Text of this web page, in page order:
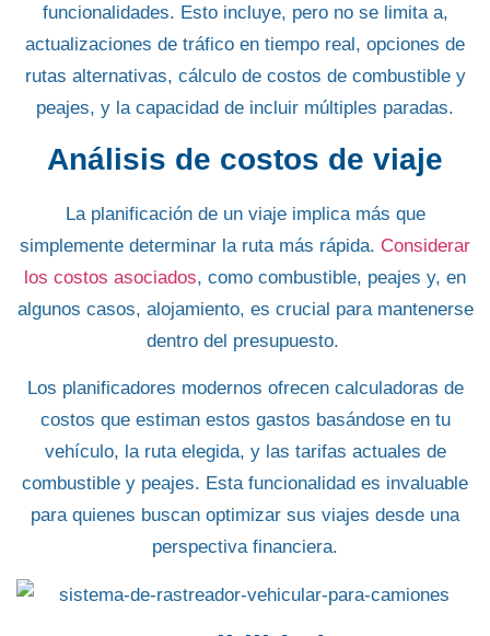
funcionalidades. Esto incluye, pero no se limita a,
actualizaciones de tráfico en tiempo real, opciones de
rutas alternativas, cálculo de costos de combustible y
peajes, y la capacidad de incluir múltiples paradas.
Análisis de costos de viaje
La planificación de un viaje implica más que
simplemente determinar la ruta más rápida. Considerar
los costos asociados, como combustible, peajes y, en
algunos casos, alojamiento, es crucial para mantenerse
dentro del presupuesto.
Los planificadores modernos ofrecen calculadoras de
costos que estiman estos gastos basándose en tu
vehículo, la ruta elegida, y las tarifas actuales de
combustible y peajes. Esta funcionalidad es invaluable
para quienes buscan optimizar sus viajes desde una
perspectiva financiera.